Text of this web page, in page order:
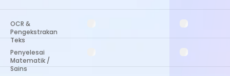
OCR &
Pengekstrakan
Teks
Penyelesai
Matematik /
Sains